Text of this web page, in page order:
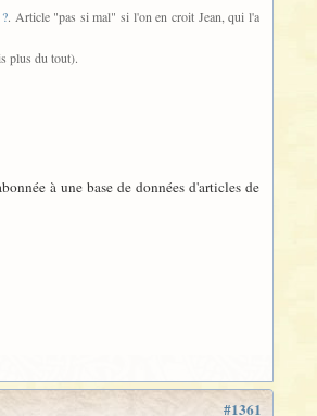
. Article "pas si mal" si l'on en croit Jean, qui l'a
plus du tout).
à une base de données d'articles de
#1361